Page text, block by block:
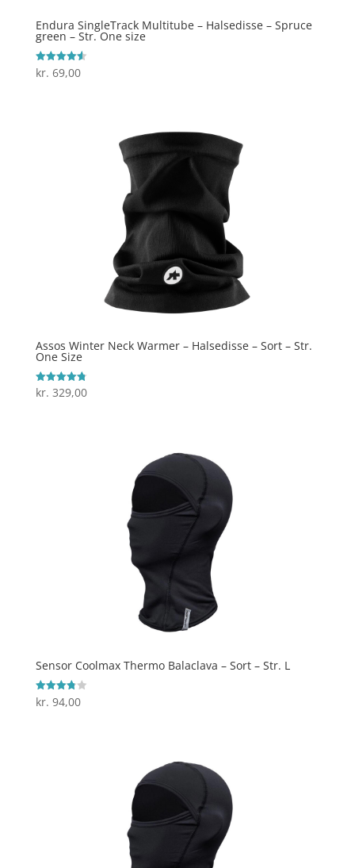
Endura SingleTrack Multitube – Halsedisse – Spruce
green – Str. One size
Vurderet
4.6
kr. 69,00
Assos Winter Neck Warmer – Halsedisse – Sort – Str.
One Size
Vurderet
4.8
kr. 329,00
Sensor Coolmax Thermo Balaclava – Sort – Str. L
Vurderet
3.8
kr. 94,00